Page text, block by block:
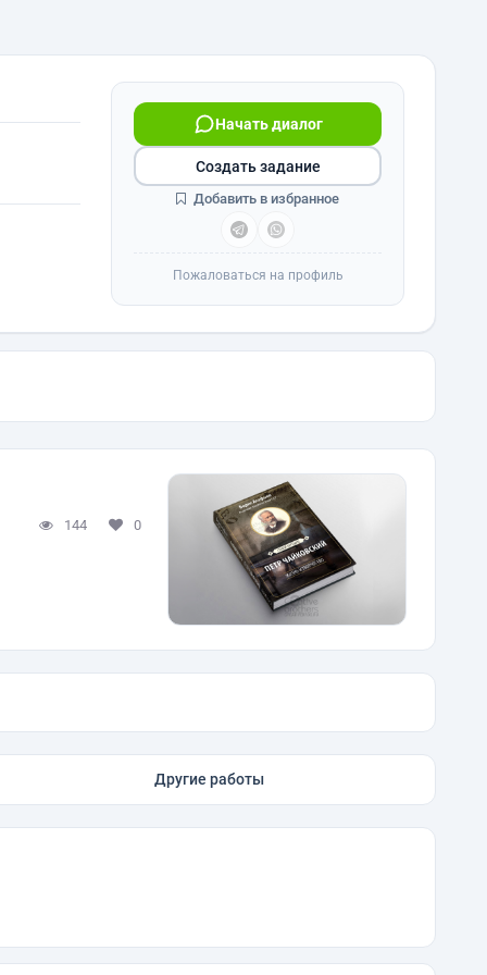
Начать диалог
Создать задание
Добавить в избранное
Пожаловаться на профиль
144 0
Другие работы